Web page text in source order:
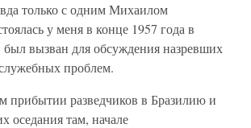
только с одним Михаилом
у меня в конце 1957 года в
был вызван для обсуждения назревших
проблем.
прибытии разведчиков в Бразилию и
оседания там, начале